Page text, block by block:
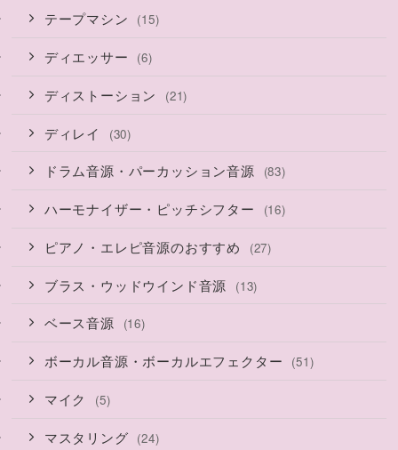
テープマシン (15)
ディエッサー (6)
ディストーション (21)
ディレイ (30)
ドラム音源・パーカッション音源 (83)
ハーモナイザー・ピッチシフター (16)
ピアノ・エレピ音源のおすすめ (27)
ブラス・ウッドウインド音源 (13)
ベース音源 (16)
ボーカル音源・ボーカルエフェクター (51)
マイク (5)
マスタリング (24)